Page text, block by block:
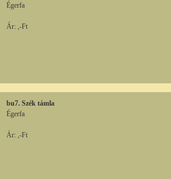
Égerfa
Ár: ,-Ft
bu7. Szék támla
Égerfa
Ár: ,-Ft